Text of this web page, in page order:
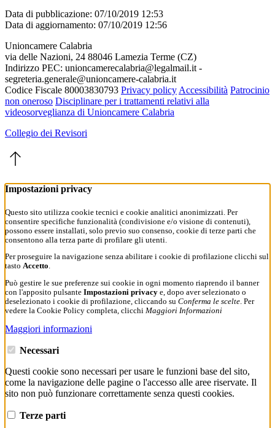
Data di pubblicazione: 07/10/2019 12:53
Data di aggiornamento: 07/10/2019 12:56
Unioncamere Calabria
via delle Nazioni, 24 88046 Lamezia Terme (CZ)
Indirizzo PEC: unioncamerecalabria@legalmail.it -
segreteria.generale@unioncamere-calabria.it
Codice Fiscale 80003830793 Privacy policy Accessibilità Patrocinio
non oneroso Disciplinare per i trattamenti relativi alla
videosorveglianza di Unioncamere Calabria
Collegio dei Revisori
Impostazioni privacy
Questo sito utilizza cookie tecnici e cookie analitici anonimizzati. Per
consentire specifiche funzionalità (condivisione e/o visione di contenuti),
possono essere installati, solo previo suo consenso, cookie di terze parti che
consentono alla terza parte di profilare gli utenti.
Per proseguire la navigazione senza abilitare i cookie di profilazione clicchi sul
tasto Accetto.
Può gestire le sue preferenze sui cookie in ogni momento riaprendo il banner
con l'apposito pulsante Impostazioni privacy e, dopo aver selezionato o
deselezionato i cookie di profilazione, cliccando su Conferma le scelte. Per
vedere la Cookie Policy completa, clicchi Maggiori Informazioni
Maggiori informazioni
Necessari
Questi cookie sono necessari per usare le funzioni base del sito,
come la navigazione delle pagine o l'accesso alle aree riservate. Il
sito non può funzionare correttamente senza questi cookies.
Terze parti